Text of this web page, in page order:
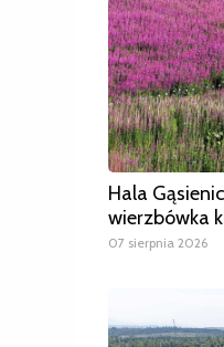
Hala
wierzbówka
07 sierpnia 2026